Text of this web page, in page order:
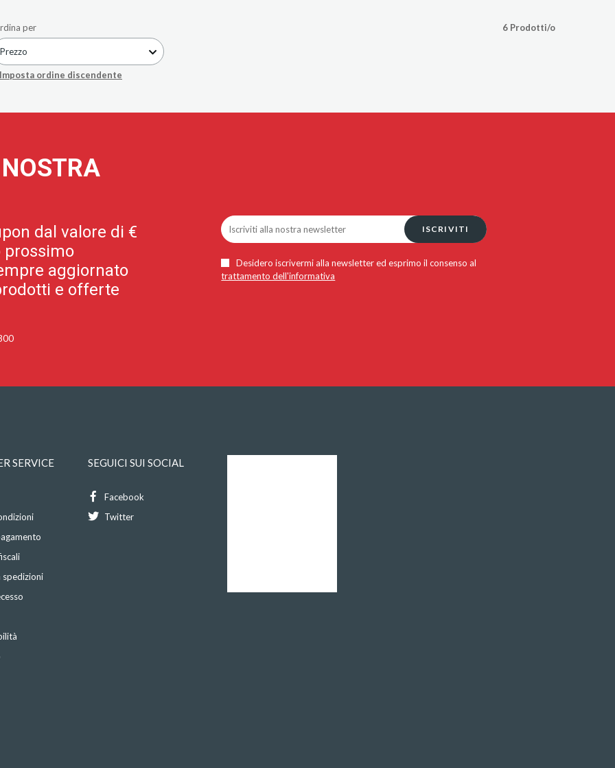
per
Prezzo
Imposta ordine discendente
6 Prodotti/o
dal valore di €
prossimo
aggiornato
e offerte
ISCRIVITI
Desidero iscrivermi alla newsletter ed esprimo il consenso al
trattamento dell'informativa
SERVICE
spedizioni
SEGUICI SUI SOCIAL
Facebook
Twitter